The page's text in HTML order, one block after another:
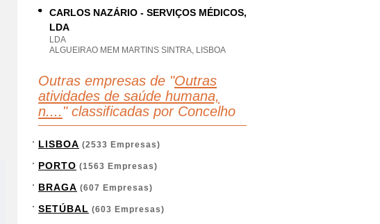
CARLOS NAZÁRIO - SERVIÇOS MÉDICOS,
LDA
LDA
ALGUEIRAO MEM MARTINS SINTRA, LISBOA
Outras empresas de "Outras
atividades de saúde humana,
n.... " classificadas por Concelho
LISBOA (2533 Empresas)
PORTO (1563 Empresas)
BRAGA (607 Empresas)
SETÚBAL (603 Empresas)